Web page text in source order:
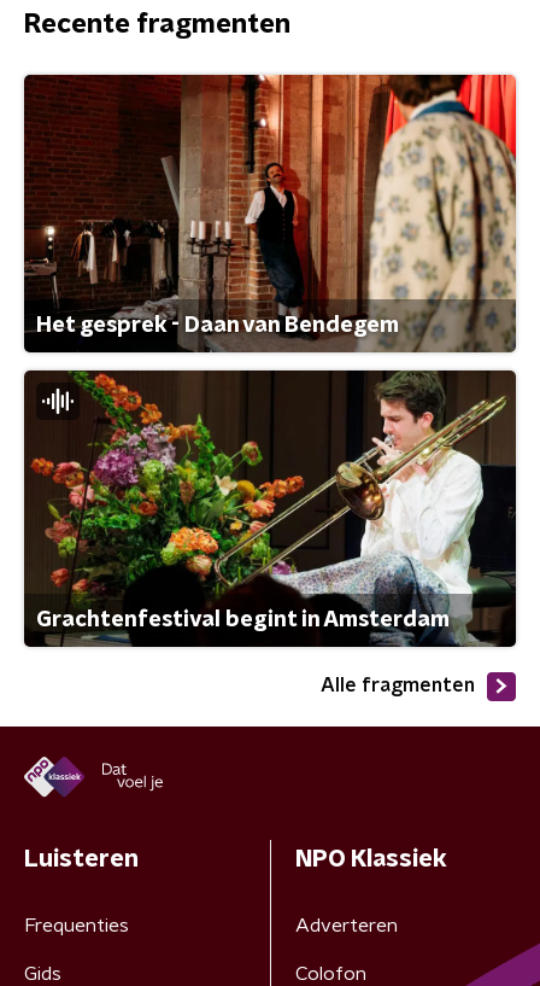
Recente fragmenten
Het gesprek - Daan van Bendegem
Grachtenfestival begint in Amsterdam
Alle fragmenten
Luisteren
Frequenties
Gids
NPO Klassiek
Adverteren
Colofon